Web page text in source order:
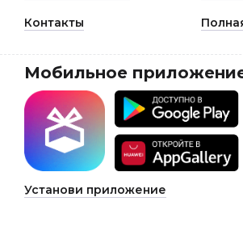
Контакты
Мобильное
Установи приложение